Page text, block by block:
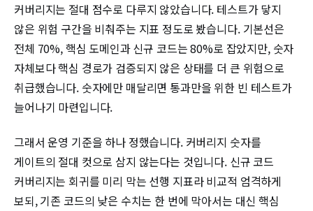
커버리지는 절대 점수로 다루지 않았습니다. 테스트가 닿지
않은 위험 구간을 비춰주는 지표 정도로 봤습니다. 기본선은
전체 70%, 핵심 도메인과 신규 코드는 80%로 잡았지만, 숫자
자체보다 핵심 경로가 검증되지 않은 상태를 더 큰 위험으로
취급했습니다. 숫자에만 매달리면 통과만을 위한 빈 테스트가
늘어나기 마련입니다.
그래서 운영 기준을 하나 정했습니다. 커버리지 숫자를
게이트의 절대 컷으로 삼지 않는다는 것입니다. 신규 코드
커버리지는 회귀를 미리 막는 선행 지표라 비교적 엄격하게
보되, 기존 코드의 낮은 수치는 한 번에 막아서는 대신 핵심